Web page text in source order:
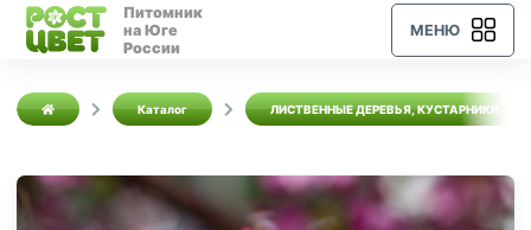
Питомник
на Юге
России
МЕНЮ
Каталог ЛИСТВЕННЫЕ ДЕРЕВЬЯ, КУСТАРНИКИ